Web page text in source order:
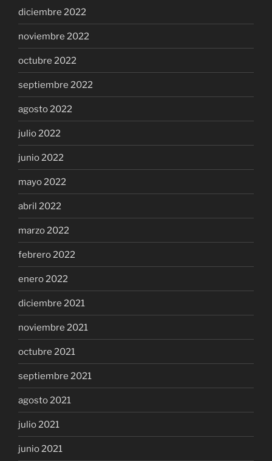
diciembre 2022
noviembre 2022
octubre 2022
septiembre 2022
agosto 2022
julio 2022
junio 2022
mayo 2022
abril 2022
marzo 2022
febrero 2022
enero 2022
diciembre 2021
noviembre 2021
octubre 2021
septiembre 2021
agosto 2021
julio 2021
junio 2021